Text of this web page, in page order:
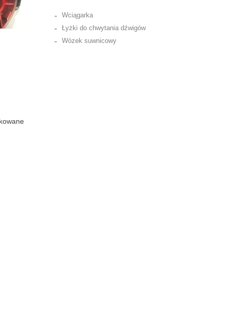
- Wciągarka
- Łyżki do chwytania dźwigów
- Wózek suwnicowy